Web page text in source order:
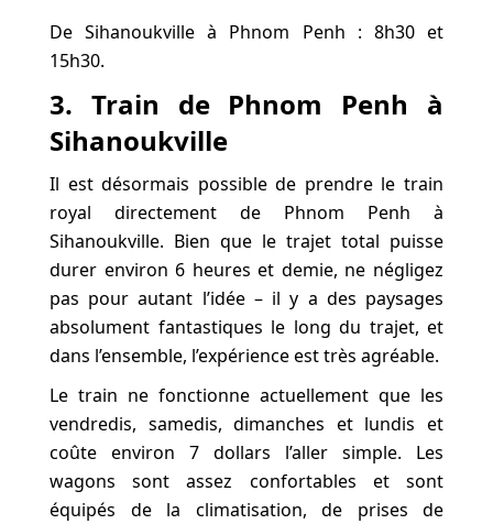
De Sihanoukville à Phnom Penh : 8h30 et
15h30.
3. Train de Phnom Penh à
Sihanoukville
Il est désormais possible de prendre le train
royal directement de Phnom Penh à
Sihanoukville. Bien que le trajet total puisse
durer environ 6 heures et demie, ne négligez
pas pour autant l’idée – il y a des paysages
absolument fantastiques le long du trajet, et
dans l’ensemble, l’expérience est très agréable.
Le train ne fonctionne actuellement que les
vendredis, samedis, dimanches et lundis et
coûte environ 7 dollars l’aller simple. Les
wagons sont assez confortables et sont
équipés de la climatisation, de prises de